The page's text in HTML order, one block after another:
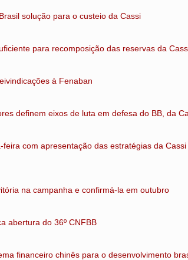
solução para o custeio da Cassi
para recomposição das reservas da
à Fenaban
definem eixos de luta em defesa do BB, da
com apresentação das estratégias da
na campanha e confirmá-la em outubro
abertura do 36º CNFBB
financeiro chinês para o desenvolvimento